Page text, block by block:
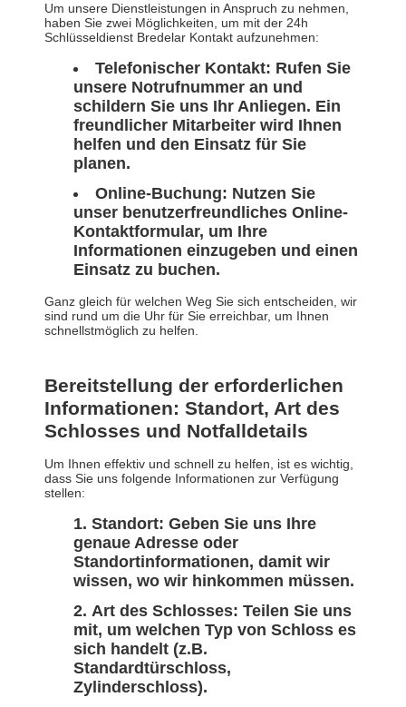
Um unsere Dienstleistungen in Anspruch zu nehmen,
haben Sie zwei Möglichkeiten, um mit der 24h
Schlüsseldienst Bredelar Kontakt aufzunehmen:
Telefonischer Kontakt: Rufen Sie
unsere Notrufnummer an und
schildern Sie uns Ihr Anliegen. Ein
freundlicher Mitarbeiter wird Ihnen
helfen und den Einsatz für Sie
planen.
Online-Buchung: Nutzen Sie
unser benutzerfreundliches Online-
Kontaktformular, um Ihre
Informationen einzugeben und einen
Einsatz zu buchen.
Ganz gleich für welchen Weg Sie sich entscheiden, wir
sind rund um die Uhr für Sie erreichbar, um Ihnen
schnellstmöglich zu helfen.
Bereitstellung der erforderlichen
Informationen: Standort, Art des
Schlosses und Notfalldetails
Um Ihnen effektiv und schnell zu helfen, ist es wichtig,
dass Sie uns folgende Informationen zur Verfügung
stellen:
Standort: Geben Sie uns Ihre
genaue Adresse oder
Standortinformationen, damit wir
wissen, wo wir hinkommen müssen.
Art des Schlosses: Teilen Sie uns
mit, um welchen Typ von Schloss es
sich handelt (z.B.
Standardtürschloss,
Zylinderschloss).